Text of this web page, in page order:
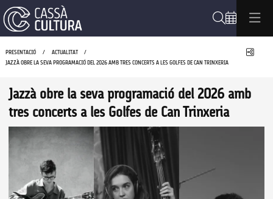
PRESENTACIÓ
ACTUALITAT
JAZZÀ OBRE LA SEVA PROGRAMACIÓ DEL 2026 AMB TRES CONCERTS A LES GOLFES DE CAN TRINXERIA
Jazzà obre la seva programació del 2026 amb
tres concerts a les Golfes de Can Trinxeria